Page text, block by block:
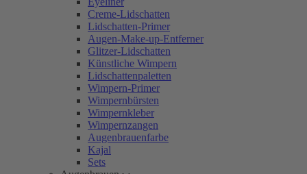
Creme-Lidschatten
Lidschatten-Primer
Augen-Make-up-Entferner
Glitzer-Lidschatten
Künstliche Wimpern
Lidschattenpaletten
Wimpern-Primer
Wimpernbürsten
Wimpernkleber
Wimpernzangen
Augenbrauenfarbe
Kajal
Sets